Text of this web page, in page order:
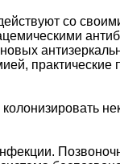
со
практические